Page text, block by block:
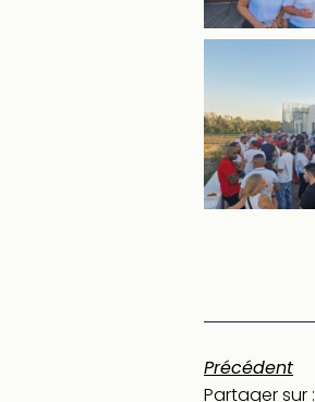
Précédent
Partager sur :